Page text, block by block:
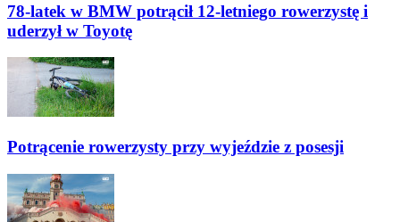
78-latek w BMW potrącił 12-letniego rowerzystę i
uderzył w Toyotę
Potrącenie rowerzysty przy wyjeździe z posesji